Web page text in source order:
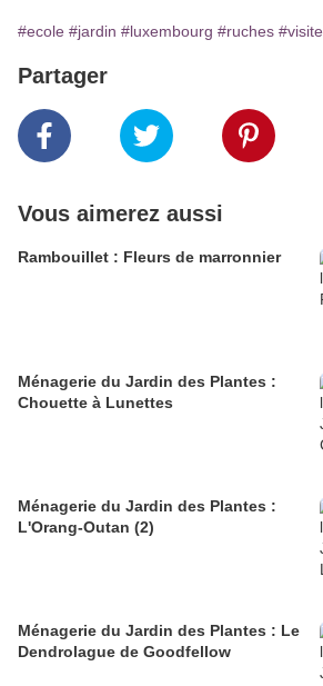
#ecole #jardin #luxembourg #ruches #visite
Partager
Vous aimerez aussi
Rambouillet : Fleurs de marronnier
Ménagerie du Jardin des Plantes :
Chouette à Lunettes
Ménagerie du Jardin des Plantes :
L'Orang-Outan (2)
Ménagerie du Jardin des Plantes : Le
Dendrolague de Goodfellow